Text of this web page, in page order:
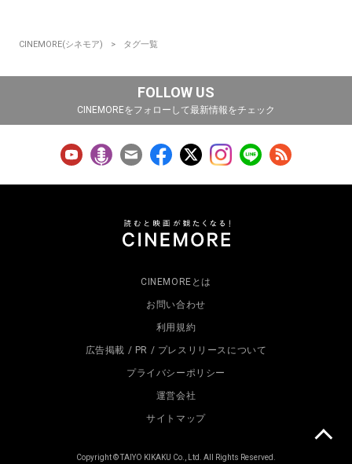
CINEMORE(シネモア) タグ一覧
FOLLOW US
CINEMOREをフォローして最新情報をチェック
CINEMOREとは
お問い合わせ
利用規約
広告掲載 / PR / プレスリリースについて
プライバシーポリシー
運営会社
サイトマップ
Copyright © TAIYO KIKAKU Co., Ltd. All Rights Reserved.